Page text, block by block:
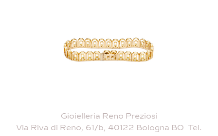
Gioielleria Reno Preziosi
Via Riva di Reno, 61/b, 40122 Bologna BO Tel.